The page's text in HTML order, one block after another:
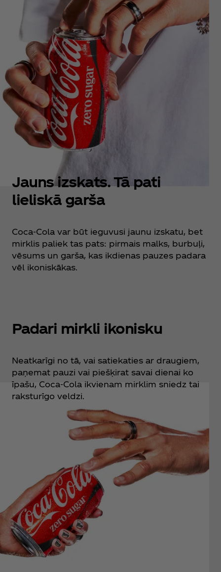
Jauns izskats. Tā pati
lieliskā garša
Coca‑Cola var būt ieguvusi jaunu izskatu, bet
mirklis paliek tas pats: pirmais malks, burbuļi,
vēsums un garša, kas ikdienas pauzes padara
vēl ikoniskākas.
Padari mirkli ikonisku
Neatkarīgi no tā, vai satiekaties ar draugiem,
paņemat pauzi vai piešķirat savai dienai ko
īpašu, Coca‑Cola ikvienam mirklim sniedz tai
raksturīgo veldzi.